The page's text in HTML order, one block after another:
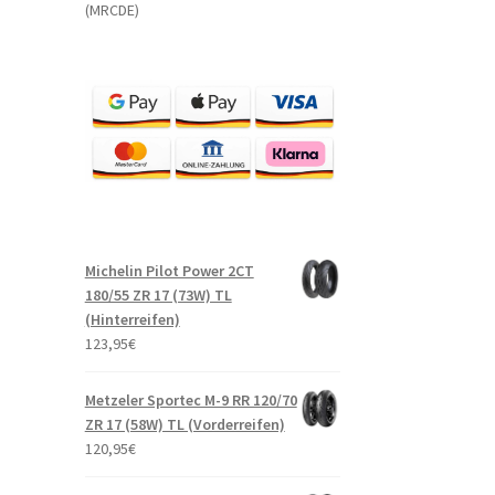
(MRCDE)
Michelin Pilot Power 2CT
180/55 ZR 17 (73W) TL
(Hinterreifen)
123,95€
Metzeler Sportec M-9 RR 120/70
ZR 17 (58W) TL (Vorderreifen)
120,95€